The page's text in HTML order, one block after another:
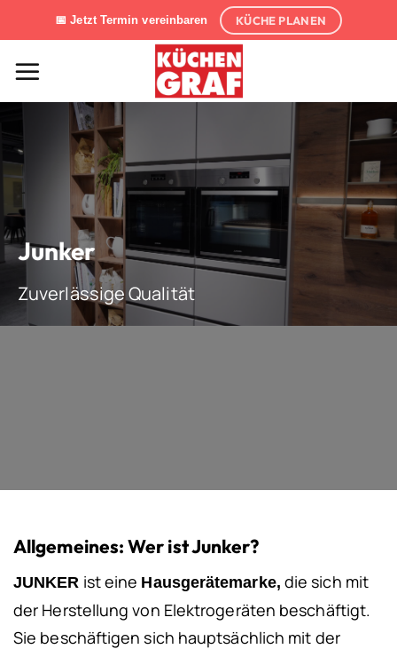
Inhalt
springen
📅 Jetzt Termin vereinbaren KÜCHE PLANEN
Junker
Zuverlässige Qualität
Allgemeines: Wer ist Junker?
JUNKER ist eine Hausgerätemarke, die sich mit
der Herstellung von Elektrogeräten beschäftigt.
Sie beschäftigen sich hauptsächlich mit der